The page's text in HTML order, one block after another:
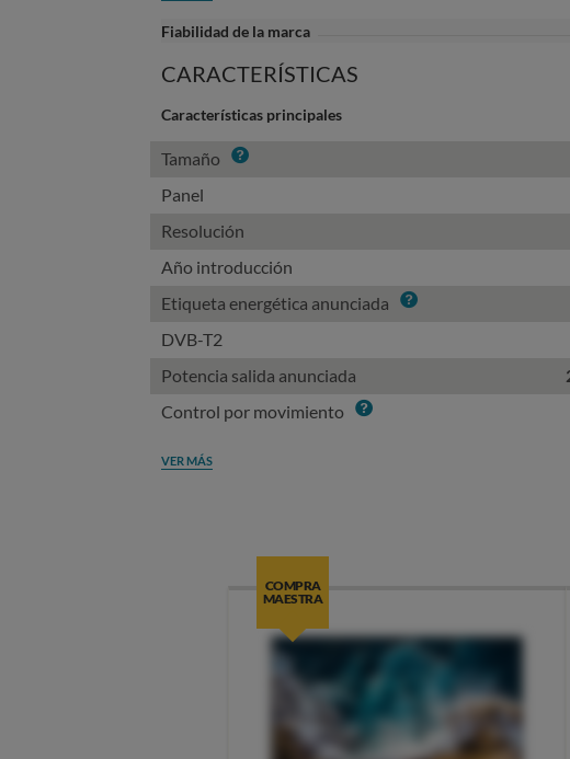
Fiabilidad de la marca
CARACTERÍSTICAS
Características principales
Tamaño Info
Panel
Resolución
Año introducción
Etiqueta energética anunciada Info
DVB-T2
Potencia salida anunciada
Control por movimiento Info
VER MÁS
COMPRA
MAESTRA